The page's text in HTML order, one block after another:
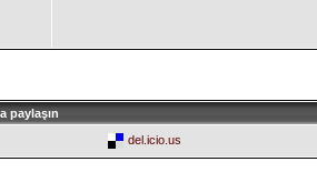
paylaşın
del.icio.us